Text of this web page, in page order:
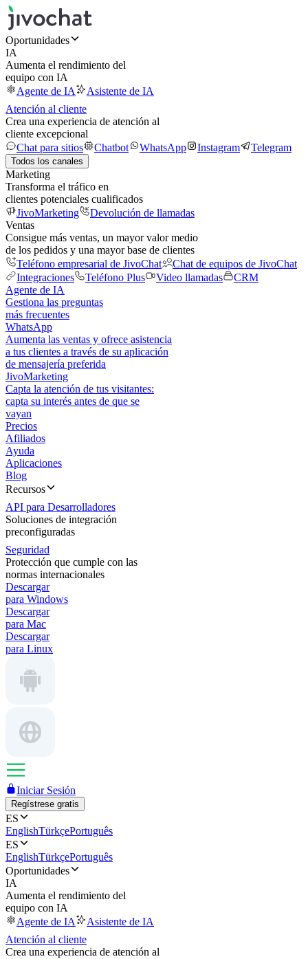
Oportunidades
IA
Aumenta el rendimiento del
equipo con IA
Agente de IA
Asistente de IA
Atención al cliente
Crea una experiencia de atención al
cliente excepcional
Chat para sitios
Chatbot WhatsApp Instagram Telegram
Todos los canales
Marketing
Transforma el tráfico en
clientes potenciales cualificados
JivoMarketing
Devolución de llamadas
Ventas
Consigue más ventas, un mayor valor medio
de los pedidos y una mayor base de clientes
Teléfono empresarial de JivoChat
Chat de equipos de JivoChat
Integraciones
Teléfono Plus Video llamadas
CRM
Agente de IA
Gestiona las preguntas
más frecuentes
WhatsApp
Aumenta las ventas y ofrece asistencia
a tus clientes a través de su aplicación
de mensajería preferida
JivoMarketing
Capta la atención de tus visitantes:
capta su interés antes de que se
vayan
Precios
Afiliados
Ayuda
Aplicaciones
Blog
Recursos
API para Desarrolladores
Soluciones de integración
preconfiguradas
Seguridad
Protección que cumple con las
normas internacionales
Descargar
para Windows
Descargar
para Mac
Descargar
para Linux
Iniciar Sesión
Regístrese gratis
ES
EnglishTürkçePortuguês
ES
EnglishTürkçePortuguês
Oportunidades
IA
Aumenta el rendimiento del
equipo con IA
Agente de IA
Asistente de IA
Atención al cliente
Crea una experiencia de atención al